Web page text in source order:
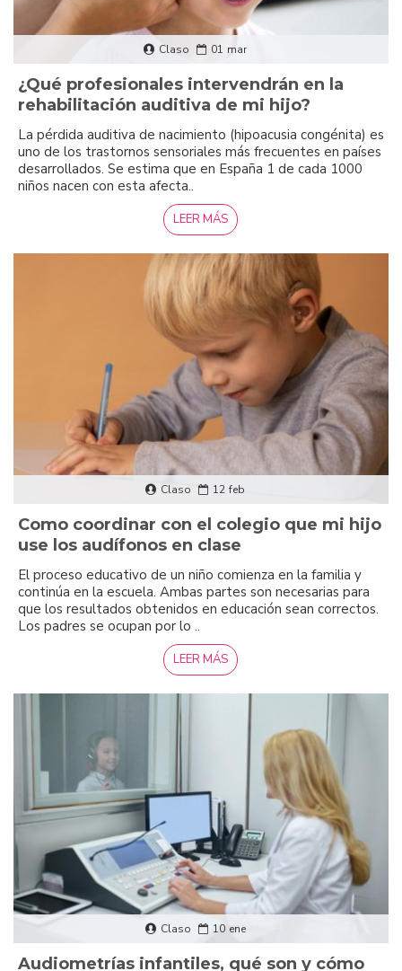
Claso 01 mar
¿Qué profesionales intervendrán en la
rehabilitación auditiva de mi hijo?
La pérdida auditiva de nacimiento (hipoacusia congénita) es
uno de los trastornos sensoriales más frecuentes en países
desarrollados. Se estima que en España 1 de cada 1000
niños nacen con esta afecta..
LEER MÁS
Claso 12 feb
Como coordinar con el colegio que mi hijo
use los audífonos en clase
El proceso educativo de un niño comienza en la familia y
continúa en la escuela. Ambas partes son necesarias para
que los resultados obtenidos en educación sean correctos.
Los padres se ocupan por lo ..
LEER MÁS
Claso 10 ene
Audiometrías infantiles, qué son y cómo